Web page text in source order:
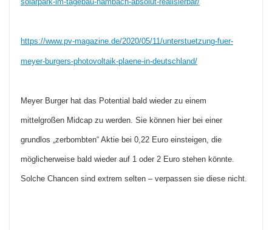
https://www.pv-magazine.de/2020/05/11/unterstuetzung-fuer-
meyer-burgers-photovoltaik-plaene-in-deutschland/
Meyer Burger hat das Potential bald wieder zu einem
mittelgroßen Midcap zu werden. Sie können hier bei einer
grundlos „zerbombten“ Aktie bei 0,22 Euro einsteigen, die
möglicherweise bald wieder auf 1 oder 2 Euro stehen könnte.
Solche Chancen sind extrem selten – verpassen sie diese nicht.